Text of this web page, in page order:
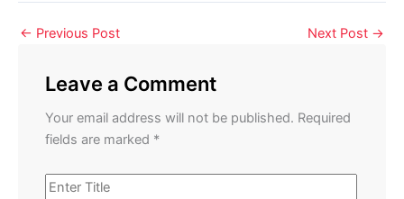
← Previous Post Next Post →
Leave a Comment
Your email address will not be published. Required
fields are marked *